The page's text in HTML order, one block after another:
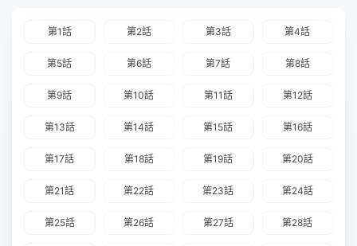
第1話 第2話 第3話 第4話
第5話 第6話 第7話 第8話
第9話 第10話 第11話 第12話
第13話 第14話 第15話 第16話
第17話 第18話 第19話 第20話
第21話 第22話 第23話 第24話
第25話 第26話 第27話 第28話